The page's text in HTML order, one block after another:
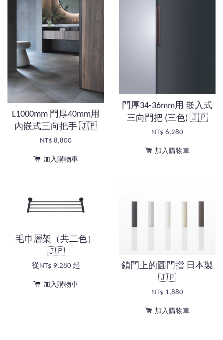
L1000mm 門厚40mm用
內嵌式三向把手 🇯🇵
NT$ 8,800
加入購物車
門厚34-36mm用 嵌入式
三向門把 (三色) 🇯🇵
NT$ 6,280
加入購物車
毛巾層架（共二色）
🇯🇵
從 NT$ 9,280 起
加入購物車
鎖門上的圓門擋 日本製
🇯🇵
NT$ 1,880
加入購物車